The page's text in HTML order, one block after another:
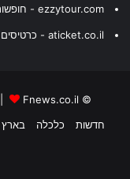
ezzytour.com - חופשות בארץ ובעולם
aticket.co.il - כרטיסים להופעות
© Copyright 2026, All Rights Reserved |
Fnews.co.il
חדשות
כלכלה בארץ